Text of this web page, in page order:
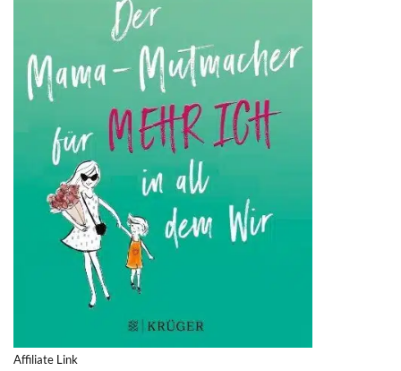
Affiliate Link